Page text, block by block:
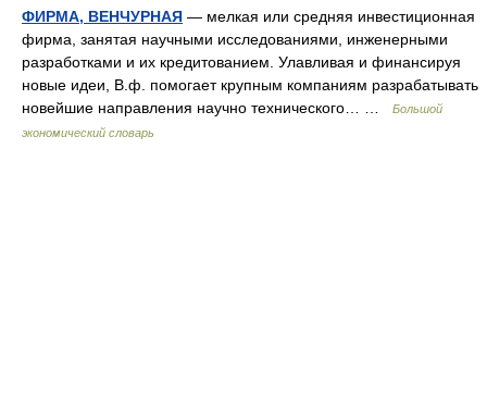
ФИРМА, ВЕНЧУРНАЯ — мелкая или средняя инвестиционная
фирма, занятая научными исследованиями, инженерными
разработками и их кредитованием. Улавливая и финансируя
новые идеи, В.ф. помогает крупным компаниям разрабатывать
новейшие направления научно технического… …
Большой
экономический словарь